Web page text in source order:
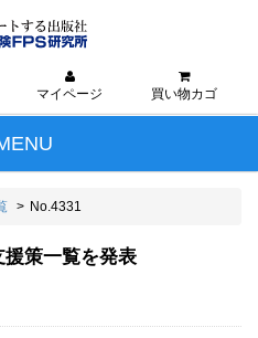
マイページ 買い物カゴ
No.4331
策一覧を発表